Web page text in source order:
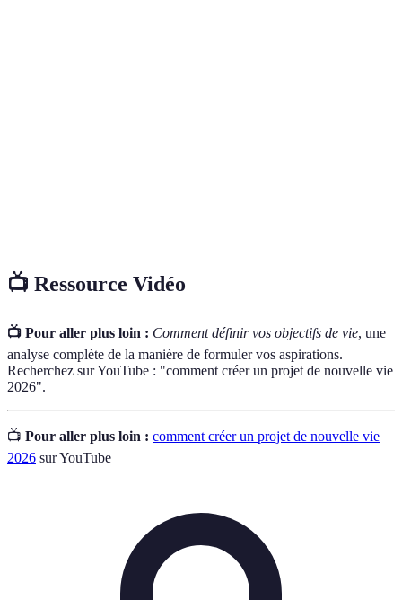
📺 Ressource Vidéo
📺 Pour aller plus loin : Comment définir vos objectifs de vie, une
analyse complète de la manière de formuler vos aspirations.
Recherchez sur YouTube : "comment créer un projet de nouvelle vie
2026".
📺 Pour aller plus loin : comment créer un projet de nouvelle vie
2026 sur YouTube